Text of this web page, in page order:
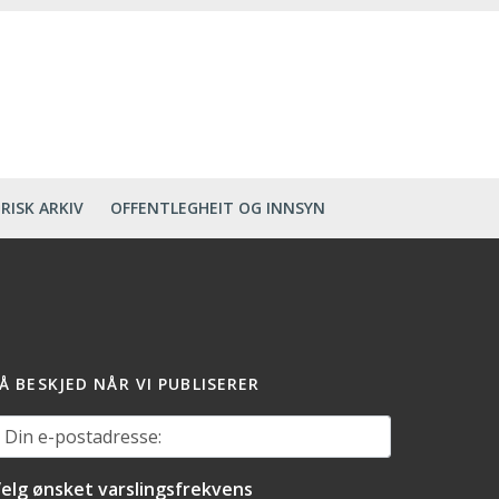
ARKIV OFFENTLEGHEIT OG INNSYN
BESKJED NÅR VI PUBLISERER
Din e-postadresse:
ønsket varslingsfrekvens